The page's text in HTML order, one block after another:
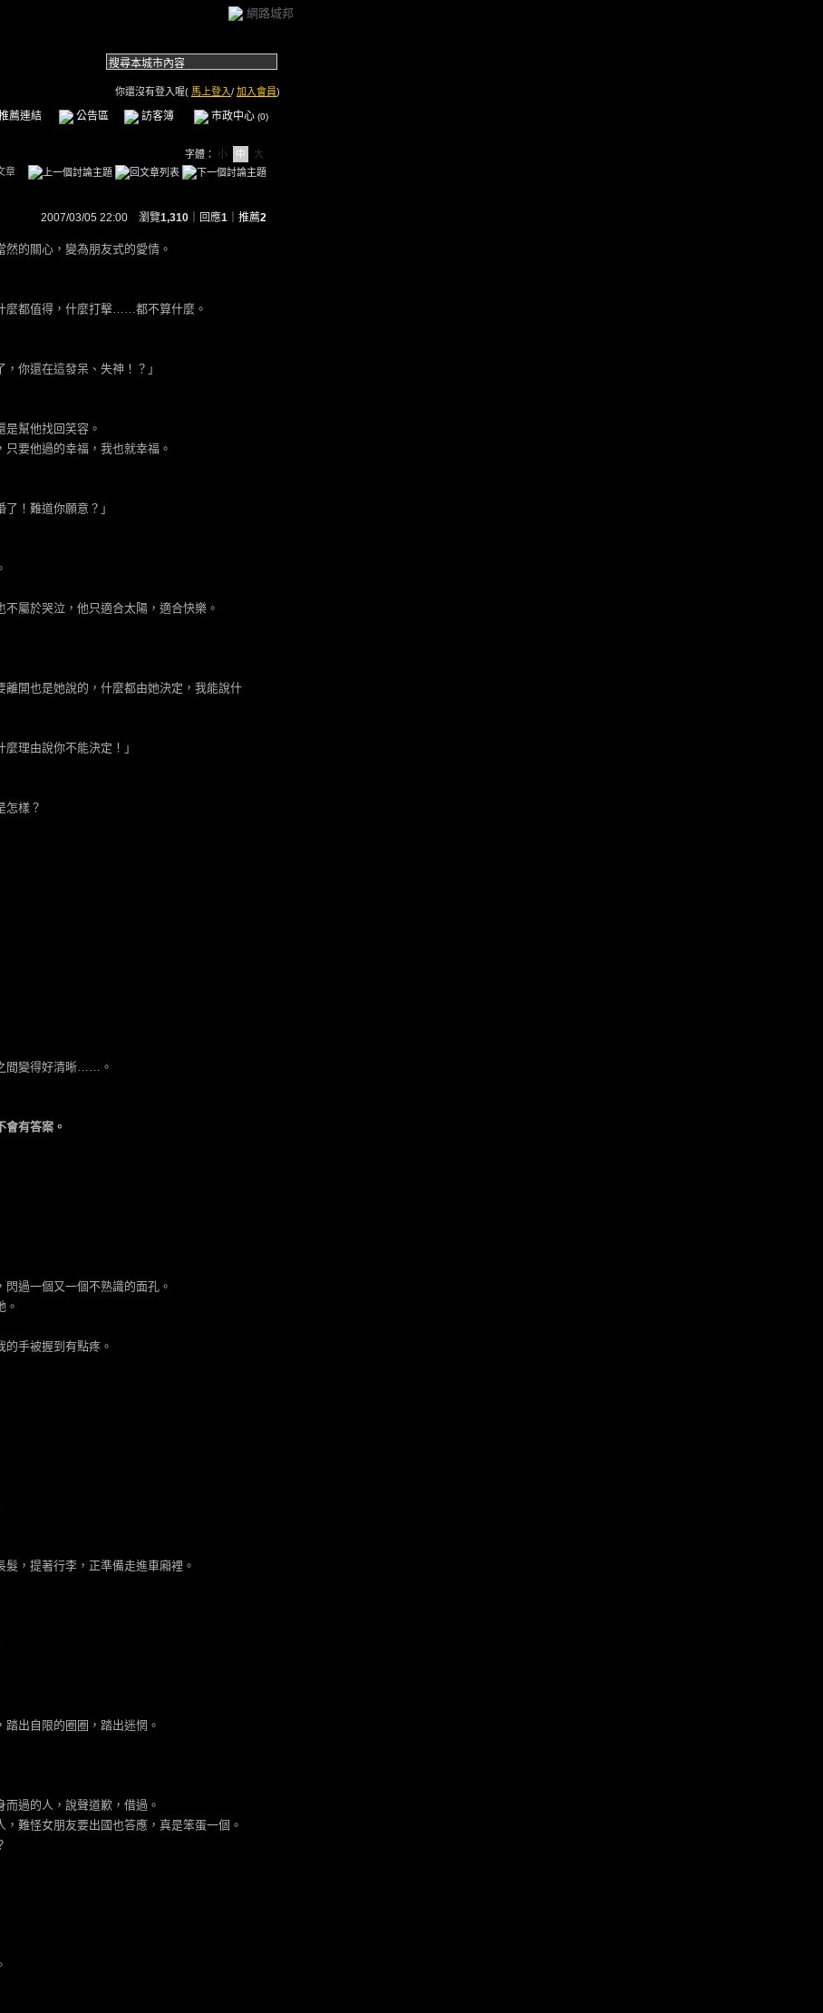
網路城邦
你還沒有登入喔( 馬上登入/ 加入會員)
薦連結 公告區 訪客簿 市政中心 (0)
字體： 小 中
大
章
2007/03/05 22:00 瀏覽1,310 ｜回應1 推薦2
的關心，變為朋友式的愛情。
麼都值得，什麼打擊……都不算什麼。
你還在這發呆、失神！？」
幫他找回笑容。
要他過的幸福，我也就幸福。
！難道你願意？」
屬於哭泣，他只適合太陽，適合快樂。
開也是她說的，什麼都由她決定，我能說什
理由說你不能決定！」
怎樣？
間變得好清晰……。
會有答案。
過一個又一個不熟識的面孔。
。
手被握到有點疼。
，提著行李，正準備走進車廂裡。
出自限的圈圈，踏出迷惘。
過的人，說聲道歉，借過。
難怪女朋友要出國也答應，真是笨蛋一個。